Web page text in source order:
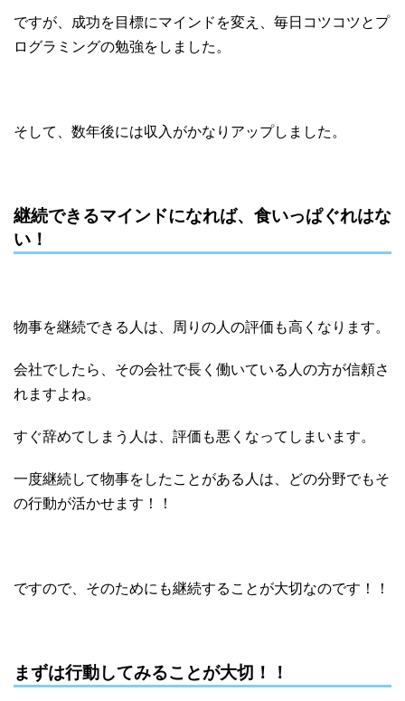
ですが、成功を目標にマインドを変え、毎日コツコツとプ
ログラミングの勉強をしました。
そして、数年後には収入がかなりアップしました。
継続できるマインドになれば、食いっぱぐれはな
い！
物事を継続できる人は、周りの人の評価も高くなります。
会社でしたら、その会社で長く働いている人の方が信頼さ
れますよね。
すぐ辞めてしまう人は、評価も悪くなってしまいます。
一度継続して物事をしたことがある人は、どの分野でもそ
の行動が活かせます！！
ですので、そのためにも継続することが大切なのです！！
まずは行動してみることが大切！！